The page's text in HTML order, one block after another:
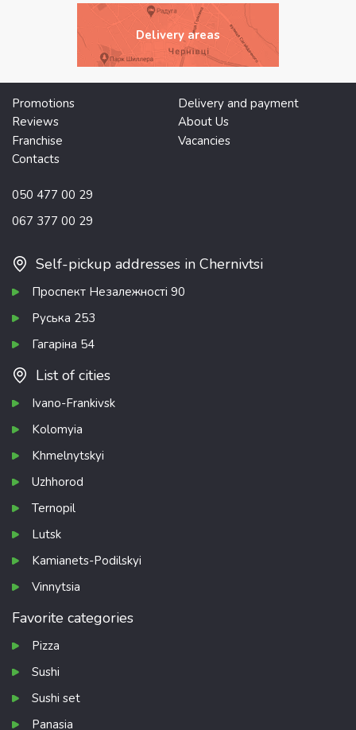
Delivery areas
Promotions
Delivery and payment
Reviews
About Us
Franchise
Vacancies
Contacts
050 477 00 29
067 377 00 29
Self-pickup addresses in Chernivtsi
Проспект Незалежності 90
Руська 253
Гагаріна 54
List of cities
Ivano-Frankivsk
Kolomyia
Khmelnytskyi
Uzhhorod
Ternopil
Lutsk
Kamianets-Podilskyi
Vinnytsia
Favorite categories
Pizza
Sushi
Sushi set
Panasia